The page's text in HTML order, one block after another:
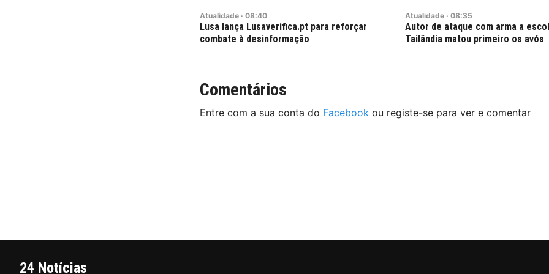
Atualidade · 08:40
Lusa lança Lusaverifica.pt para reforçar
combate à desinformação
Atualidade · 08:35
Autor de ataque com arma a
Tailândia matou primeiro os avós
Comentários
Entre com a sua conta do Facebook ou registe-se para ver e comentar
24 Notícias